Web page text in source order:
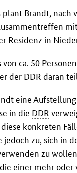
plant Brandt,
Residenz in
ca. 50
der DDR daran
eine
in die DDR
konkreten
zu, sich in
zu
einer mehr